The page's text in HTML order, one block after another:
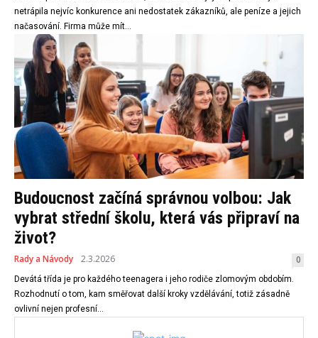
netrápila nejvíc konkurence ani nedostatek zákazníků, ale peníze a jejich
načasování. Firma může mít...
Budoucnost začíná správnou volbou: Jak
vybrat střední školu, která vás připraví na
život?
Rady a Návody 2.3.2026 0
Devátá třída je pro každého teenagera i jeho rodiče zlomovým obdobím.
Rozhodnutí o tom, kam směřovat další kroky vzdělávání, totiž zásadně
ovlivní nejen profesní...